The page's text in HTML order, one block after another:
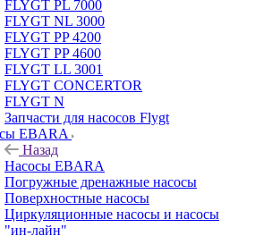
FLYGT PL 7000
FLYGT NL 3000
FLYGT PP 4200
FLYGT PP 4600
FLYGT LL 3001
FLYGT CONCERTOR
FLYGT N
Запчасти для насосов Flygt
EBARA
Назад
Насосы EBARA
Погружные дренажные насосы
Поверхностные насосы
Циркуляционные насосы и насосы
"ин-лайн"